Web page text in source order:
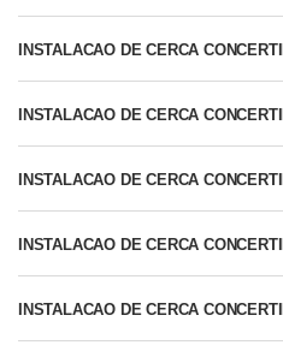
INSTALACAO DE CERCA
INSTALACAO DE CERCA
INSTALACAO DE CERCA
INSTALACAO DE CERCA
INSTALACAO DE CERCA